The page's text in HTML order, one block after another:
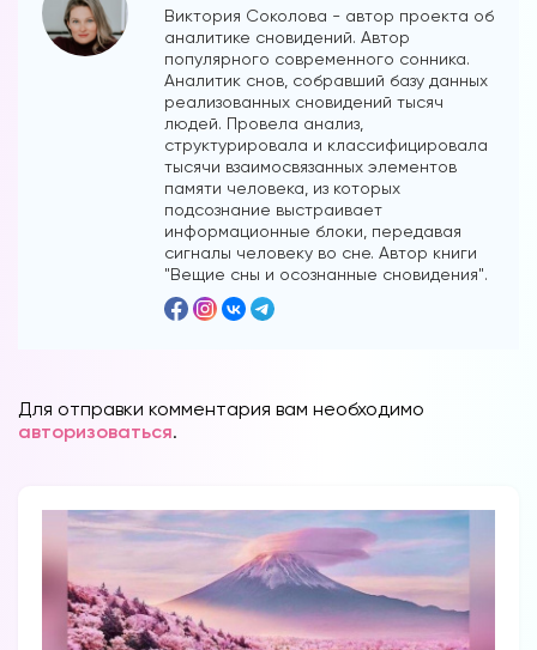
Виктория Соколова - автор проекта об
аналитике сновидений. Автор
популярного современного сонника.
Аналитик снов, собравший базу данных
реализованных сновидений тысяч
людей. Провела анализ,
структурировала и классифицировала
тысячи взаимосвязанных элементов
памяти человека, из которых
подсознание выстраивает
информационные блоки, передавая
сигналы человеку во сне. Автор книги
"Вещие сны и осознанные сновидения".
Для отправки комментария вам необходимо
авторизоваться.
Вы можете получать информацию во
снах (проверено более 100000
участниками)
Мы разработали систему практик, с
помощью которой можно получать
информацию во снах с первых дней.
Скачайте приложение, чтобы получить
доступ:
Скачать
Форум в
Телеграм